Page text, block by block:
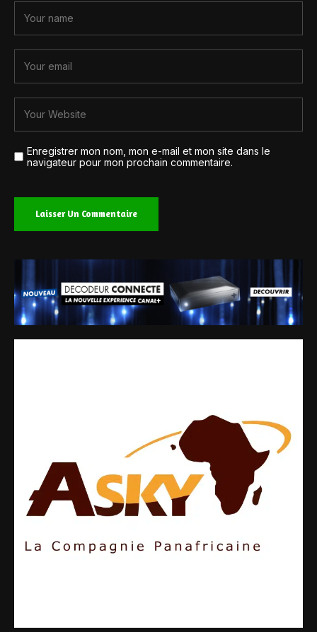
Enregistrer mon nom, mon e-mail et mon site dans le
navigateur pour mon prochain commentaire.